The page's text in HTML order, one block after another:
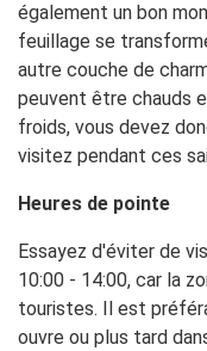
également un bon
feuillage se
autre couche de
peuvent être chauds
froids, vous devez
visitez pendant ces
Heures de pointe
Essayez d'éviter de
10:00 - 14:00, car la
touristes. Il est
ouvre ou plus tard